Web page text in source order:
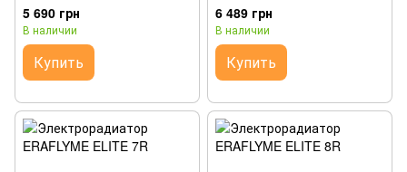
5 690 грн
В наличии
Купить
6 489 грн
В наличии
Купить